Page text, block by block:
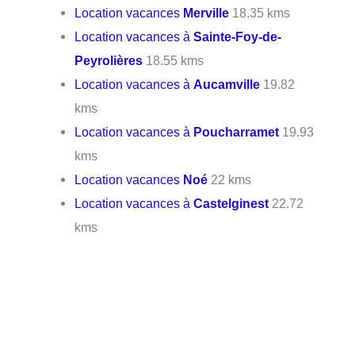
Location vacances Merville 18.35 kms
Location vacances àSainte-Foy-de-
Peyrolières 18.55 kms
Location vacances àAucamville 19.82
kms
Location vacances à Poucharramet 19.93
kms
Location vacances Noé 22 kms
Location vacances àCastelginest 22.72
kms